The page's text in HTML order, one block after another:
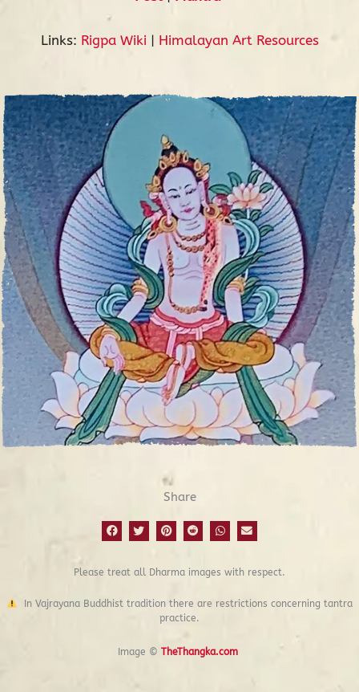
Links: Rigpa Wiki | Himalayan Art Resources
Share
Please treat all Dharma images with respect.
In Vajrayana Buddhist tradition there are restrictions concerning tantra
practice.
Image © TheThangka.com